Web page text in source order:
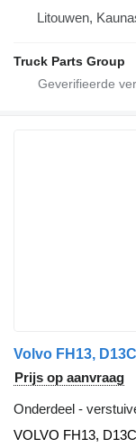
Litouwen,
Truck Parts Group
Prijs op aanvraag
Onderdeel -
VOLVO FH13,